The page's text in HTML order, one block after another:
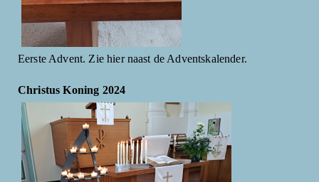
Eerste Advent. Zie hier naast de Adventskalender.
Christus Koning 2024